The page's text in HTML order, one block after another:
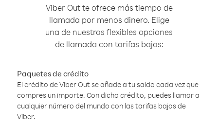
Viber Out te ofrece más tiempo de
llamada por menos dinero. Elige
una de nuestras flexibles opciones
de llamada con tarifas bajas:
Paquetes de crédito
El crédito de Viber Out se añade a tu saldo cada vez que
compres un importe. Con dicho crédito, puedes llamar a
cualquier número del mundo con las tarifas bajas de
Viber.